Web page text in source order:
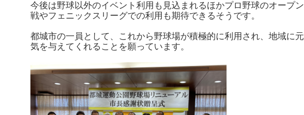
今後は野球以外のイベント利用も見込まれるほかプロ野球のオープン
戦やフェニックスリーグでの利用も期待できるそうです。
都城市の一員として、これから野球場が積極的に利用され、地域に元
気を与えてくれることを願っています。